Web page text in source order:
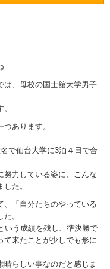
は、母校の国士舘大学男子
あります。
で仙台大学に3泊４日で合
努力している姿に、こんな
た。
、「自分たちのやっている
。
いう成績を残し、準決勝で
て来たことが少しでも形に
らしい事なのだと感じま